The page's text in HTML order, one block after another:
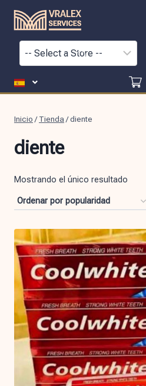
Inicio / Tienda/diente
diente
Mostrando el único resultado